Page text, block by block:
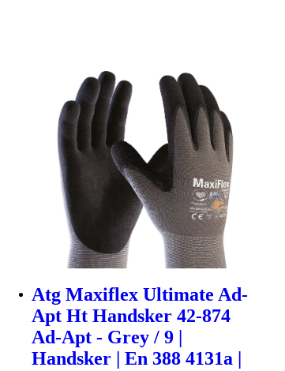
Atg Maxiflex Ultimate Ad-
Apt Ht Handsker 42-874
Ad-Apt - Grey / 9 |
Handsker | En 388 4131a |